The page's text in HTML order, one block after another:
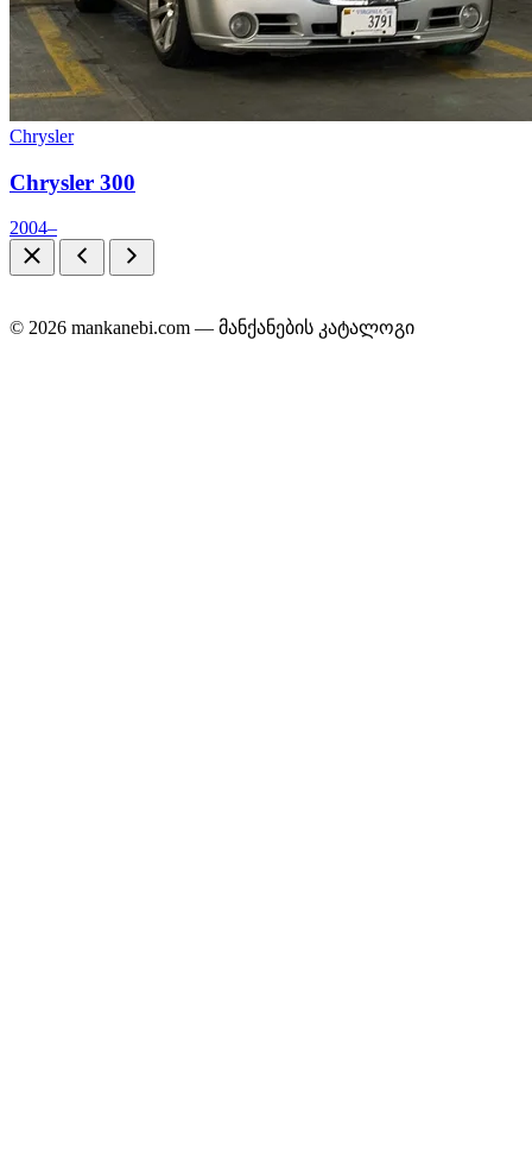
Chrysler
Chrysler 300
2004–
© 2026 mankanebi.com — მანქანების კატალოგი